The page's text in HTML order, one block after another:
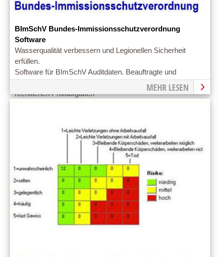
BImSchV Bundes-Immissionsschutzverordnung
Software
Wasserqualität verbessern und Legionellen Sicherheit
erfüllen.
Software für BImSchV Auditdaten. Beauftragte und
Auditoren - Software unterstützt bei der Dokumentation der
rechtlichen Prüfaufgaben
MEHR LESEN